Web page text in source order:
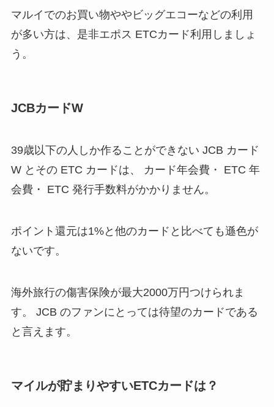
マルイでのお買い物ややビッグエコーなどの利用
が多い方は、是非エポス ETCカード利用しましょ
う。
JCBカードW
39歳以下の人しか作ることができない JCB カード
W とその ETC カードは、 カード年会費・ ETC 年
会費・ ETC 発行手数料がかかりません。
ポイント還元は1%と他のカードと比べても遜色が
ないです。
海外旅行の傷害保険が最大2000万円つけられま
す。 JCB のファンにとっては待望のカードである
と言えます。
マイルが貯まりやすいETCカードは？